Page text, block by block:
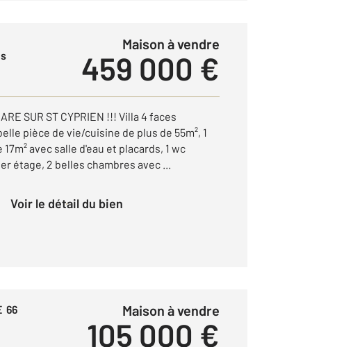
Maison à vendre
459 000 €
SUR ST CYPRIEN !!! Villa 4 faces
pièce de vie/cuisine de plus de 55m², 1
avec salle d'eau et placards, 1 wc
étage, 2 belles chambres avec ...
Voir le détail du bien
66
Maison à vendre
105 000 €